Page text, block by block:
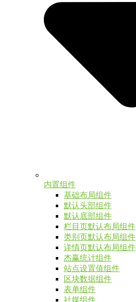
内置组件
基础布局组件
默认头部组件
默认底部组件
栏目页默认布局组件
类别页默认布局组件
详情页默认布局组件
杰赢统计组件
站点设置值组件
区块数据组件
表单组件
社媒组件